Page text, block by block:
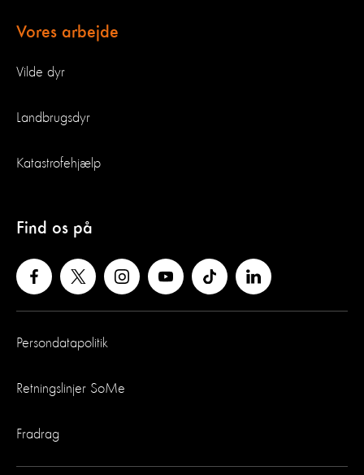
Vores arbejde
Vilde dyr
Landbrugsdyr
Katastrofehjælp
Find os på
Persondatapolitik
Retningslinjer SoMe
Fradrag